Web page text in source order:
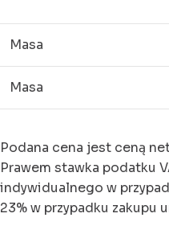
Masa
Masa
Podana cena jest ceną
Prawem stawka podatku
indywidualnego w
23% w przypadku zakupu